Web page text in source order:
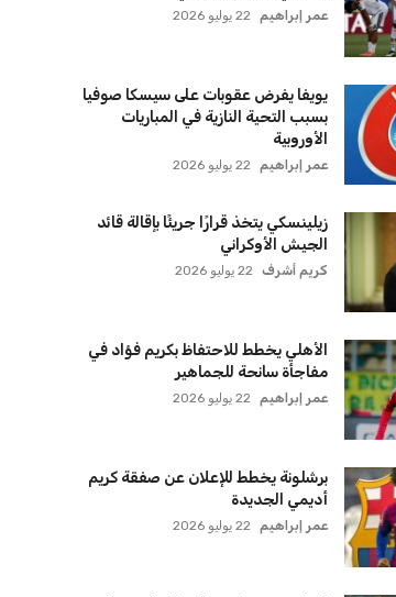
عمر إبراهيم 22 يوليو 2026
يويفا يفرض عقوبات على سيسكا صوفيا
بسبب التحية النازية في المباريات
الأوروبية
عمر إبراهيم 22 يوليو 2026
زيلينسكي يتخذ قرارًا جريئًا بإقالة قائد
الجيش الأوكراني
كريم أشرف 22 يوليو 2026
الأهلي يخطط للاحتفاظ بكريم فؤاد في
مفاجأة سانحة للجماهير
عمر إبراهيم 22 يوليو 2026
برشلونة يخطط للإعلان عن صفقة كريم
أديمي الجديدة
عمر إبراهيم 22 يوليو 2026